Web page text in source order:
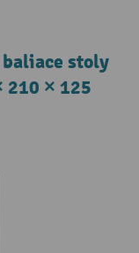
stoly
210 × 125